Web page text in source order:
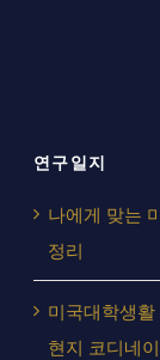
연구일지
나에게 맞는
정리
미국대학생
현지 코디네